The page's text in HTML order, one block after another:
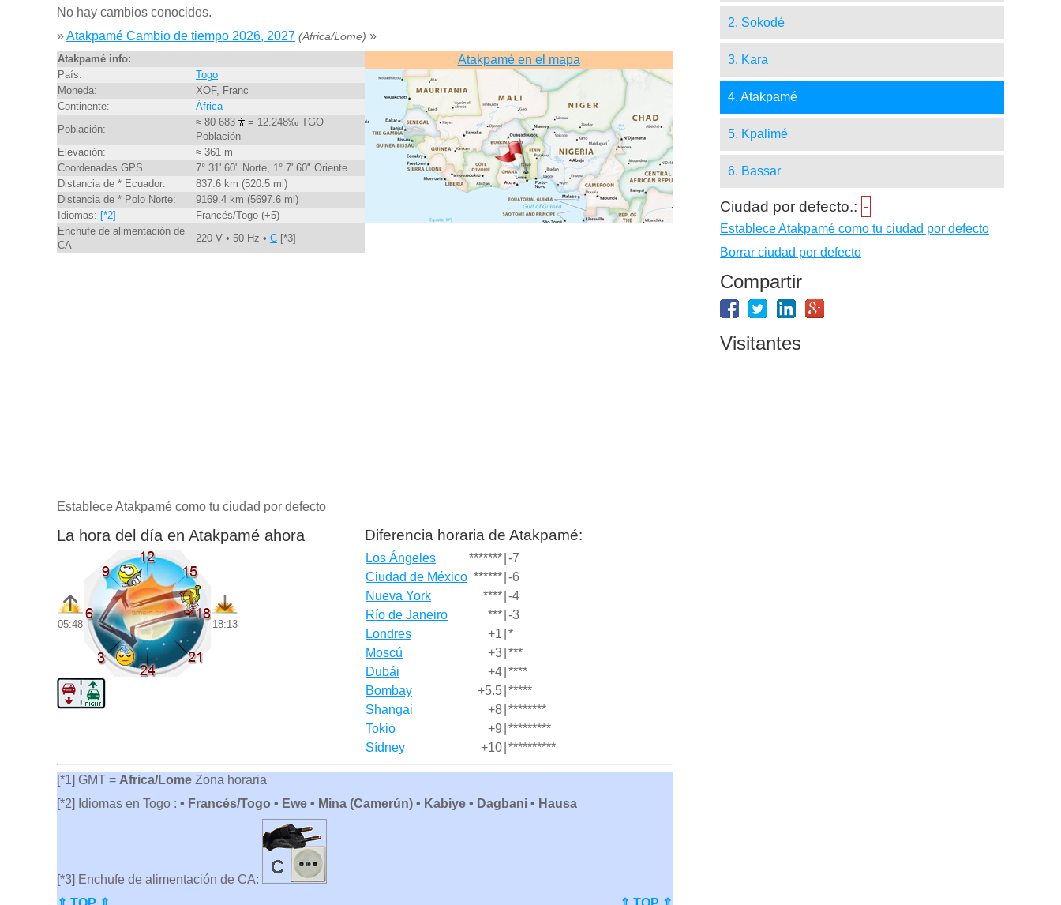
No hay cambios conocidos.
»Atakpamé Cambio de tiempo 2026, 2027 (Africa/Lome) »
Atakpamé info:
País:
Togo
Moneda:
XOF, Franc
Continente:
África
Población:
≈ 80 683
= 12.248‰ TGO
Población
Elevación:
≈ 361 m
Coordenadas GPS
7° 31' 60" Norte, 1° 7' 60" Oriente
Distancia de * Ecuador:
837.6 km (520.5 mi)
Distancia de * Polo Norte:
9169.4 km (5697.6 mi)
Idiomas: [*2]
Francés/Togo (+5)
Enchufe de alimentación de
CA
220 V • 50 Hz • C [*3]
Atakpamé en el mapa
Establece Atakpamé como tu ciudad por defecto
La hora del día en Atakpamé ahora
05:48 18:13
Diferencia horaria de Atakpamé:
Los Ángeles ******* -7
Ciudad de México ****** -6
Nueva York
**** -4
Río de Janeiro
*** -3
Londres
+1 *
Moscú
+3 ***
Dubái
+4 ****
Bombay
+5.5 *****
Shangai
+8 ********
Tokio
+9 *********
Sídney
+10 **********
[*1] GMT = Africa/Lome Zona horaria
[*2] Idiomas en Togo : • Francés/Togo • Ewe • Mina (Camerún) • Kabiye • Dagbani • Hausa
[*3] Enchufe de alimentación de CA:
2. Sokodé
3. Kara
4. Atakpamé
5. Kpalimé
6. Bassar
Ciudad por defecto.: -
Establece Atakpamé como tu ciudad por defecto
Borrar ciudad por defecto
Compartir
Visitantes